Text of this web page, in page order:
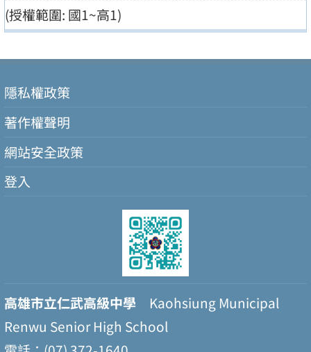
(授權範圍: 國1~高1)
隱私權政策
著作權聲明
網站安全政策
登入
高雄市立仁武高級中學 Kaohsiung Municipal
Renwu Senior High School